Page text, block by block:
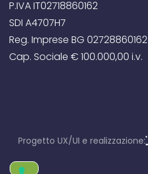
P.IVA IT02718860162
SDI A4707H7
Reg. Imprese BG 02728860162
Cap. Sociale € 100.000,00 i.v.
Progetto UX/UI e realizzazione: